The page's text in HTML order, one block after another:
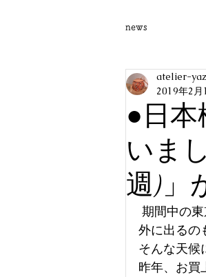
news
●日
いま
週)」
atelier-
2019年2月
期間中の
外に出るの
そんな天候
昨年、お買